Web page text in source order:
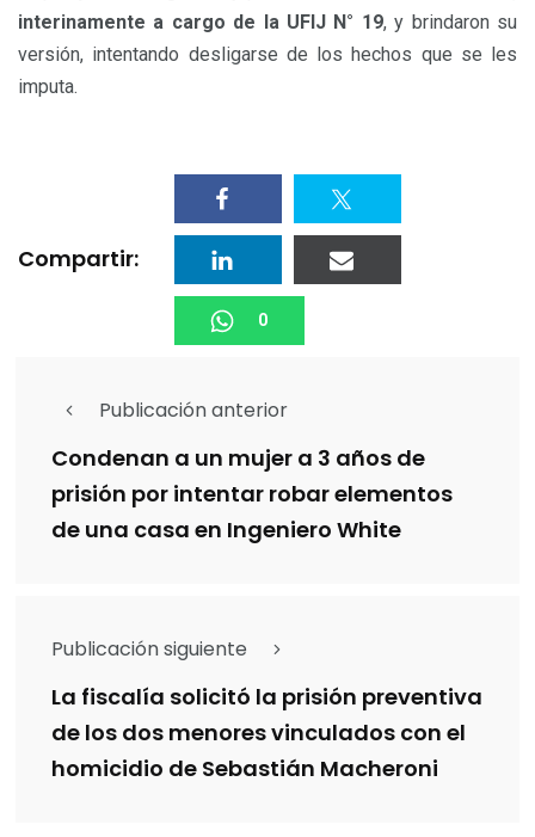
interinamente a cargo de la UFIJ N° 19, y brindaron su
versión, intentando desligarse de los hechos que se les
imputa.
Compartir:
0
Publicación anterior
Condenan a un mujer a 3 años de
prisión por intentar robar elementos
de una casa en Ingeniero White
Publicación siguiente
La fiscalía solicitó la prisión preventiva
de los dos menores vinculados con el
homicidio de Sebastián Macheroni